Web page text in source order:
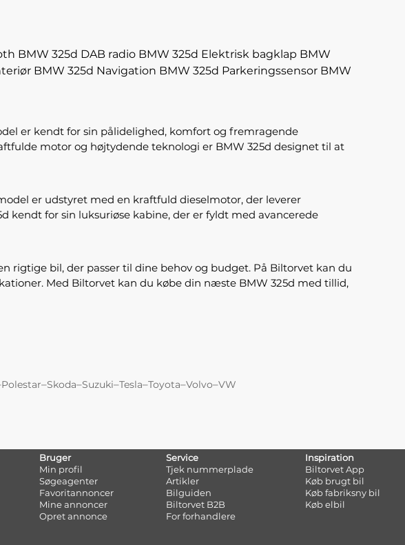
BMW 325d DAB radio BMW 325d Elektrisk bagklap BMW
BMW 325d Navigation BMW 325d Parkeringssensor BMW
er kendt for sin pålidelighed, komfort og fremragende
motor og højtydende teknologi er BMW 325d designet til at
er udstyret med en kraftfuld dieselmotor, der leverer
for sin luksuriøse kabine, der er fyldt med avancerede
rigtige bil, der passer til dine behov og budget. På Biltorvet kan du
Med Biltorvet kan du købe din næste BMW 325d med tillid,
Polestar–Skoda–Suzuki–Tesla–Toyota–Volvo–VW
Bruger
Min profil
Søgeagenter
Favoritannoncer
Mine annoncer
Opret annonce
Service
Tjek nummerplade
Artikler
Bilguiden
Biltorvet B2B
For forhandlere
Inspiration
Biltorvet App
Køb brugt bil
Køb fabriksny bil
Køb elbil